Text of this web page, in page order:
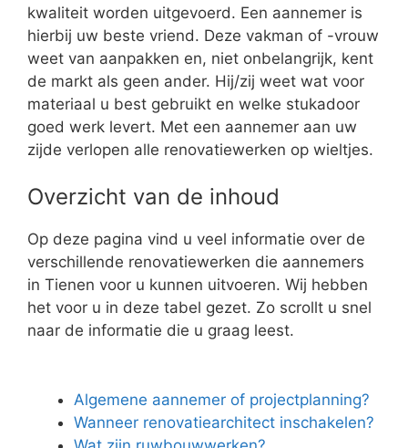
kwaliteit worden uitgevoerd. Een aannemer is
hierbij uw beste vriend. Deze vakman of -vrouw
weet van aanpakken en, niet onbelangrijk, kent
de markt als geen ander. Hij/zij weet wat voor
materiaal u best gebruikt en welke stukadoor
goed werk levert. Met een aannemer aan uw
zijde verlopen alle renovatiewerken op wieltjes.
Overzicht van de inhoud
Op deze pagina vind u veel informatie over de
verschillende renovatiewerken die aannemers
in Tienen voor u kunnen uitvoeren. Wij hebben
het voor u in deze tabel gezet. Zo scrollt u snel
naar de informatie die u graag leest.
Algemene aannemer of projectplanning?
Wanneer renovatiearchitect inschakelen?